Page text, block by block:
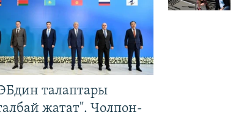
талаптары
жатат". Чолпон-